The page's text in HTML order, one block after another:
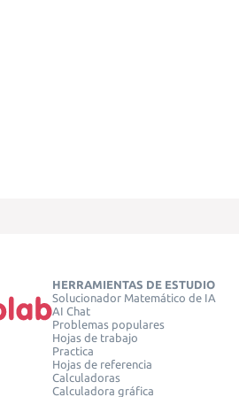
HERRAMIENTAS DE ESTUDIO
Solucionador Matemático de IA
AI Chat
Problemas populares
Hojas de trabajo
Practica
Hojas de referencia
Calculadoras
Calculadora gráfica